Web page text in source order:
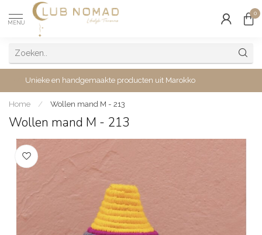
MENU
0
Unieke en handgemaakte producten uit Marokko
Home / Wollen mand M - 213
Wollen mand M - 213